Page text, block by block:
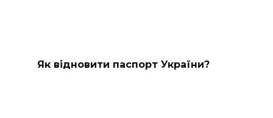
Як відновити паспорт України?